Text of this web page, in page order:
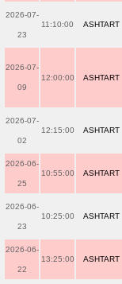
2026-07-
23
11:10:00 ASHTART
2026-07-
09
12:00:00 ASHTART
2026-07-
02
12:15:00 ASHTART
2026-06-
25
10:55:00 ASHTART
2026-06-
23
10:25:00 ASHTART
2026-06-
22
13:25:00 ASHTART